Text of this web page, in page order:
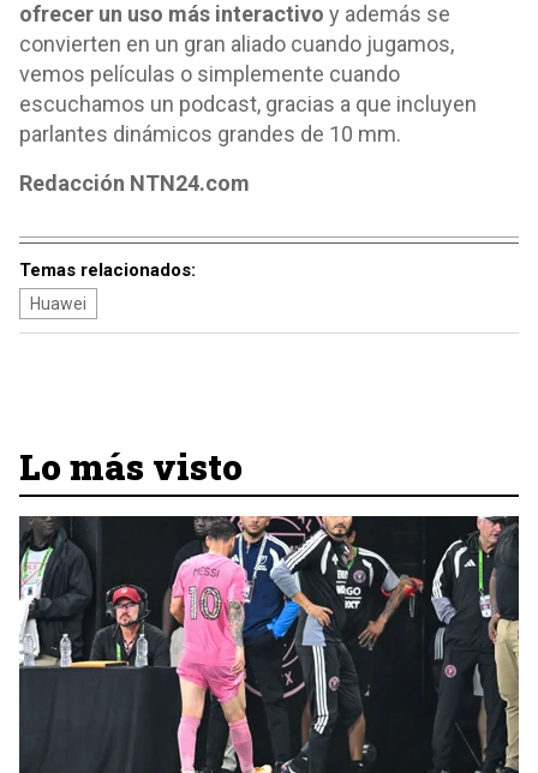
ofrecer un uso más interactivo y además se
convierten en un gran aliado cuando jugamos,
vemos películas o simplemente cuando
escuchamos un podcast, gracias a que incluyen
parlantes dinámicos grandes de 10 mm.
Redacción NTN24.com
Temas relacionados:
Huawei
Lo más visto